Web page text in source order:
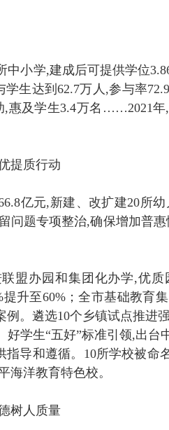
中小学,建成后可提供学位
生达到62.7万人,参与率
,惠及学生3.4万名……2021
提质行动
亿元,新建、改扩建20所
问题专项整治,确保增加普
盟办园和集团化办学,优
升至60%；全市基础教育
例。遴选10个乡镇试点推进
学生“五好”标准引领,出台
导和遵循。10所学校被命
海洋教育特色校。
树人质量